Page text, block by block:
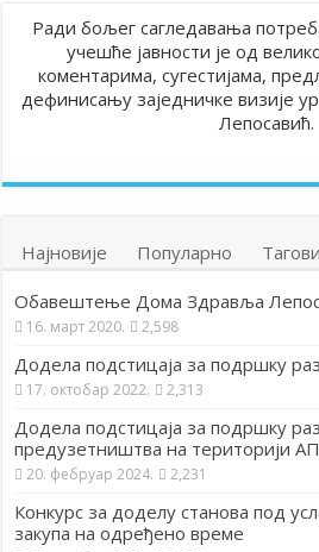
Ради бољег сагледавања
учешће јавности је од
коментарима, сугестијама,
дефинисању заједничке визије
Лепосавић.
Најновије Популарно Тагови
Обавештење Дома Здравља
16. март 2020. 2,598
Додела подстицаја за подршку
17. октобар 2022. 2,313
Додела подстицаја за подршку
предузетништва на територији
20. фебруар 2024. 2,231
Конкурс за доделу станова под
закупа на одређено време